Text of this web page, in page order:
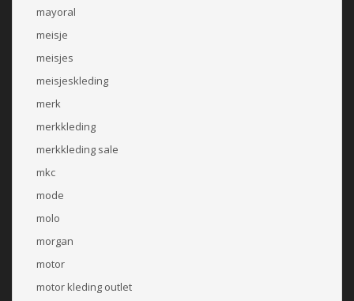
mayoral
meisje
meisjes
meisjeskleding
merk
merkkleding
merkkleding sale
mkc
mode
molo
morgan
motor
motor kleding outlet